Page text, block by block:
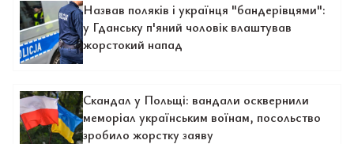
Назвав поляків і українця "бандерівцями":
у Гданську п'яний чоловік влаштував
жорстокий напад
Скандал у Польщі: вандали осквернили
меморіал українським воїнам, посольство
зробило жорстку заяву